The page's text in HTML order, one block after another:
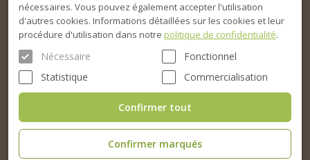
nécessaires. Vous pouvez également accepter l'utilisation
d'autres cookies. Informations détaillées sur les cookies et leur
procédure d'utilisation dans notre politique de confidentialité.
Nécessaire
Fonctionnel
Statistique
Commercialisation
Confirmer marqués
Confirmer tout